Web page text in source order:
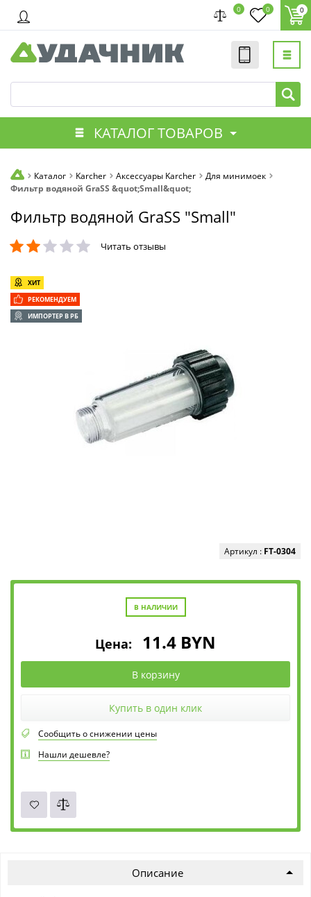
0 0 0
КАТАЛОГ ТОВАРОВ
Каталог Karcher Аксессуары Karcher
Для минимоек
Фильтр водяной GraSS &quot;Small&quot;
Фильтр водяной GraSS "Small"
Читать отзывы
ХИТ
РЕКОМЕНДУЕМ
ИМПОРТЕР В РБ
Артикул : FT-0304
В НАЛИЧИИ
Цена: 11.4 BYN
В корзину
Купить в один клик
Сообщить о снижении цены
Нашли дешевле?
Описание